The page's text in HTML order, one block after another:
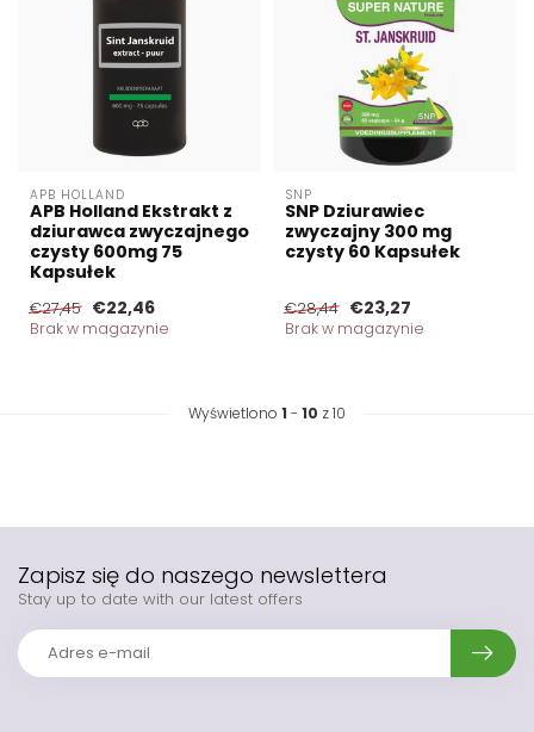
APB HOLLAND
APB Holland Ekstrakt z
dziurawca zwyczajnego
czysty 600mg 75
Kapsułek
€27,45 €22,46
Brak w magazynie
SNP
SNP Dziurawiec
zwyczajny 300 mg
czysty 60 Kapsułek
€28,44 €23,27
Brak w magazynie
Wyświetlono 1 - 10 z 10
Zapisz się do naszego newslettera
Stay up to date with our latest offers